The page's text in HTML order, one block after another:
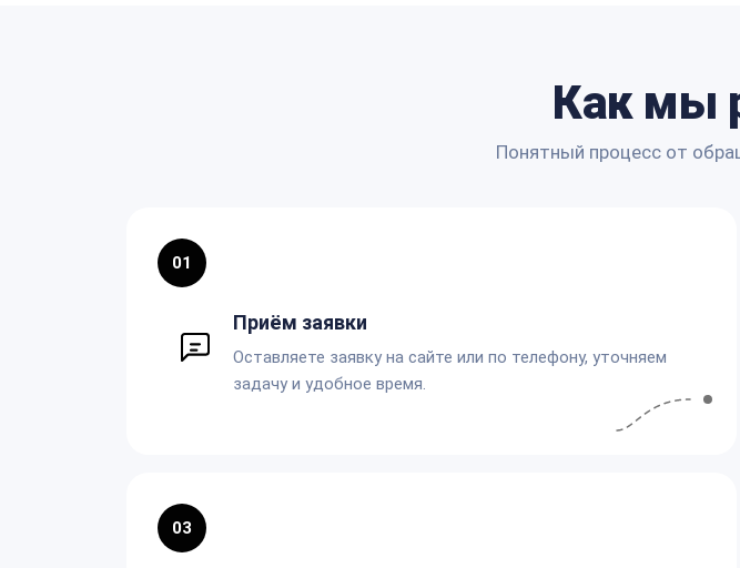
Как мы
Понятный процесс от
01
Приём заявки
Оставляете заявку на сайте или по телефону, уточняем
задачу и удобное время.
03